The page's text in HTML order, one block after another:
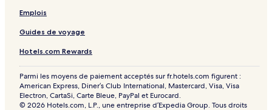
Emplois
Guides de voyage
Hotels.com Rewards
Parmi les moyens de paiement acceptés sur fr.hotels.com figurent :
American Express, Diner’s Club International, Mastercard, Visa, Visa
Electron, CartaSi, Carte Bleue, PayPal et Eurocard.
© 2026 Hotels.com, L.P., une entreprise d’Expedia Group. Tous droits